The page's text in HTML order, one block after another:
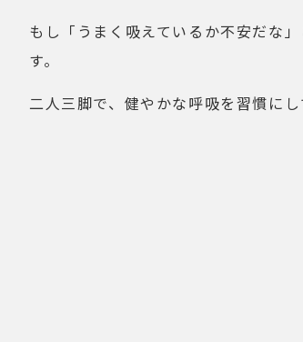
もし「うまく吸えているか不安だな
す。
二人三脚で、健やかな呼吸を習慣にし